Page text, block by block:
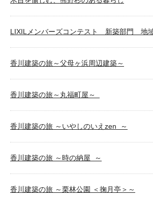
LIXILメンバーズコンテスト 新築部門 地
香川建築の旅～父母ヶ浜周辺建築～
香川建築の旅～丸福町屋～
香川建築の旅 ～いやしのいえzen ～
香川建築の旅 ～時の納屋 ～
香川建築の旅 ～栗林公園 ＜掬月亭＞～